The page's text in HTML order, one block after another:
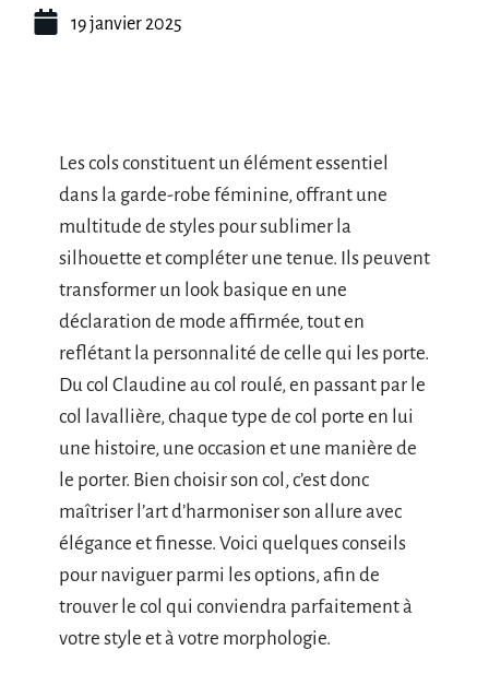
19 janvier 2025
Les cols constituent un élément essentiel
dans la garde-robe féminine, offrant une
multitude de styles pour sublimer la
silhouette et compléter une tenue. Ils peuvent
transformer un look basique en une
déclaration de mode affirmée, tout en
reflétant la personnalité de celle qui les porte.
Du col Claudine au col roulé, en passant par le
col lavallière, chaque type de col porte en lui
une histoire, une occasion et une manière de
le porter. Bien choisir son col, c’est donc
maîtriser l’art d’harmoniser son allure avec
élégance et finesse. Voici quelques conseils
pour naviguer parmi les options, afin de
trouver le col qui conviendra parfaitement à
votre style et à votre morphologie.